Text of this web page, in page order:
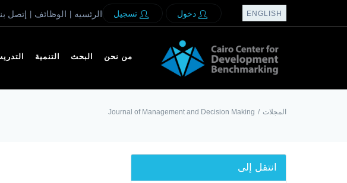
الرئسيه الوظائف إتصل دخول تسجيل ENGLISH
من نحن البحث التنمية
المجلات /
Journal of Management and Decision Making
انتقل إلى